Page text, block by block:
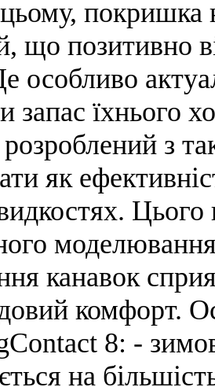
покришка
що позитивно
особливо
запас їхнього
з
як
Цього
канавок
комфорт.
8: -
на